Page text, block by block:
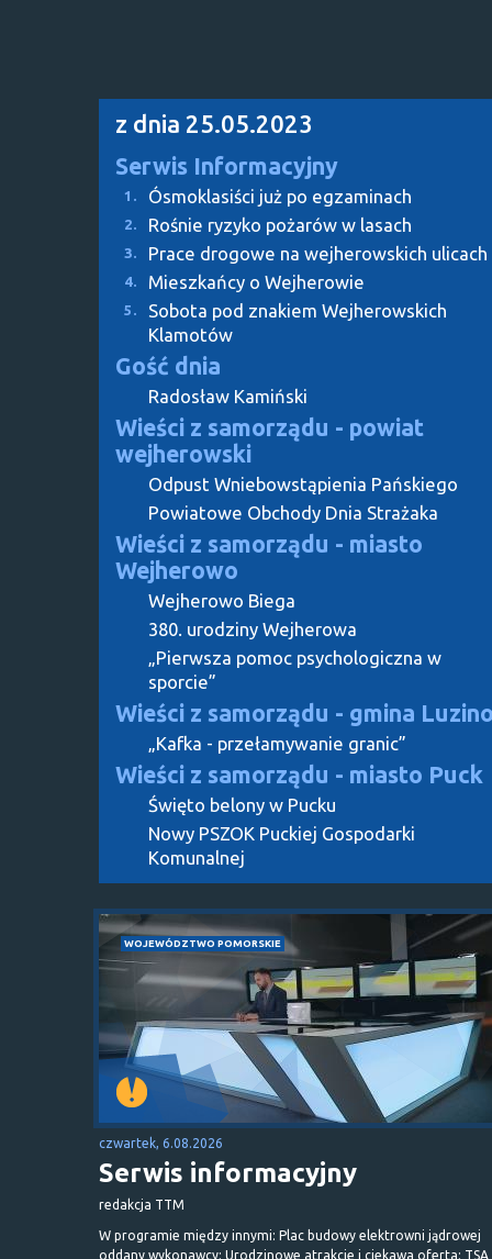
z dnia 25.05.2023
Serwis Informacyjny
1. Ósmoklasiści już po egzaminach
2. Rośnie ryzyko pożarów w lasach
3. Prace drogowe na wejherowskich ulicach
4. Mieszkańcy o Wejherowie
5.
Sobota pod znakiem Wejherowskich
Klamotów
Gość dnia
Radosław Kamiński
Wieści z samorządu - powiat
wejherowski
Odpust Wniebowstąpienia Pańskiego
Powiatowe Obchody Dnia Strażaka
Wieści z samorządu - miasto
Wejherowo
Wejherowo Biega
380. urodziny Wejherowa
„Pierwsza pomoc psychologiczna w
sporcie”
Wieści z samorządu - gmina
„Kafka - przełamywanie granic”
Wieści z samorządu - miasto Puck
Święto belony w Pucku
Nowy PSZOK Puckiej Gospodarki
Komunalnej
WOJEWÓDZTWO POMORSKIE
czwartek, 6.08.2026
Serwis informacyjny
redakcja TTM
W programie między innymi: Plac budowy elektrowni jądrowej
oddany wykonawcy; Urodzinowe atrakcje i ciekawa oferta; TSA